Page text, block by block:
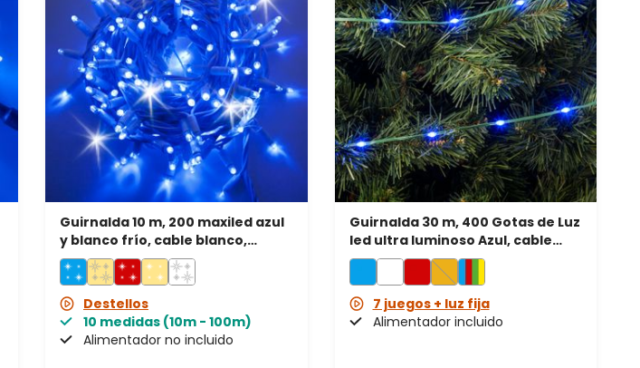
Guirnalda 10 m, 200 maxiled azul
y blanco frío, cable blanco,
prolongable, IP67
Destellos
10 medidas (10m - 100m)
Alimentador no incluido
Guirnalda 30 m, 400 Gotas de Luz
led ultra luminoso Azul, cable
verde
7 juegos + luz fija
Alimentador incluido